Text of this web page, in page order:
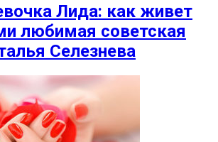
Лида: как живет
любимая советская
Селезнева